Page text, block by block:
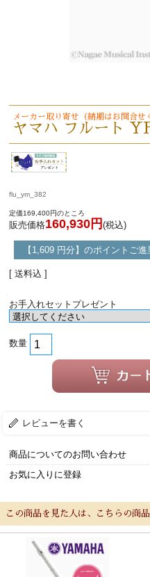
メーカー取り寄せ（納期はお問合せ
ヤマハ フルート
flu_ym_382
定価169,400円のところ
販売価格160,930円 (税込)
【1,609 円分】のポイントご進
[ 送料込 ]
お手入れセットプレゼント
数量
レビューを書く
商品についてのお問い合わせ
お気に入りに登録
この商品を見た人は、こちらの商